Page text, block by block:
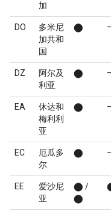
加
DO
多米尼
加共和
国
⬤
DZ
阿尔及
利亚
⬤
EA
休达和
梅利利
亚
⬤
EC
厄瓜多
尔
⬤
EE
爱沙尼
亚
⬤ /
⬤